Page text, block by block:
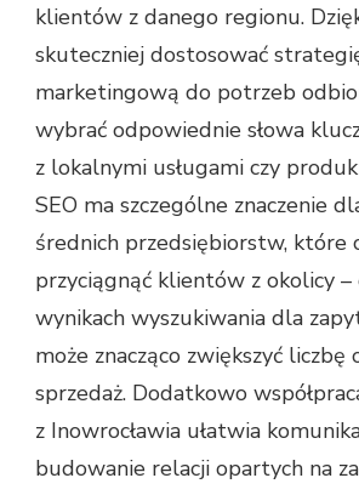
klientów z danego regionu.
skuteczniej dostosować
marketingową do potrzeb
wybrać odpowiednie słowa
z lokalnymi usługami czy
SEO ma szczególne znaczenie
średnich przedsiębiorstw, które
przyciągnąć klientów z okolicy –
wynikach wyszukiwania dla
może znacząco zwiększyć liczbę
sprzedaż. Dodatkowo
z Inowrocławia ułatwia
budowanie relacji opartych na